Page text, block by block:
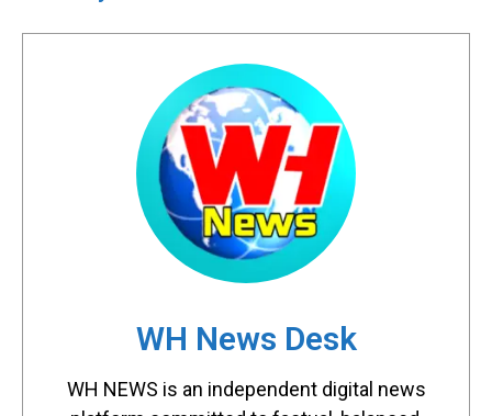
WH News Desk
WH NEWS is an independent digital news